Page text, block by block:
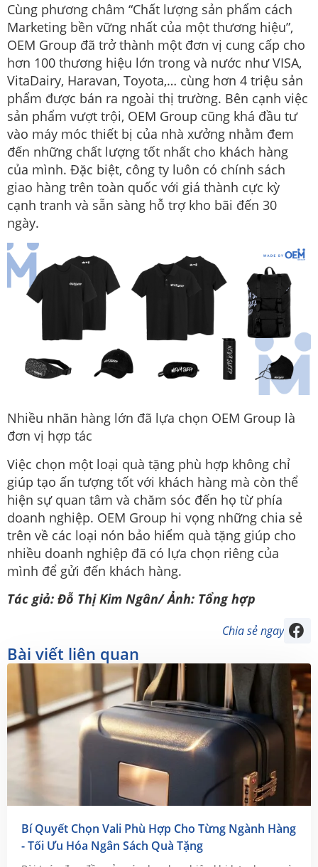
Cùng phương châm “Chất lượng sản phẩm cách
Marketing bền vững nhất của một thương hiệu”,
OEM Group đã trở thành một đơn vị cung cấp cho
hơn 100 thương hiệu lớn trong và nước như VISA,
VitaDairy, Haravan, Toyota,… cùng hơn 4 triệu sản
phẩm được bán ra ngoài thị trường. Bên cạnh việc
sản phẩm vượt trội, OEM Group cũng khá đầu tư
vào máy móc thiết bị của nhà xưởng nhằm đem
đến những chất lượng tốt nhất cho khách hàng
của mình. Đặc biệt, công ty luôn có chính sách
giao hàng trên toàn quốc với giá thành cực kỳ
cạnh tranh và sẵn sàng hỗ trợ kho bãi đến 30
ngày.
Nhiều nhãn hàng lớn đã lựa chọn OEM Group là
đơn vị hợp tác
Việc chọn một loại quà tặng phù hợp không chỉ
giúp tạo ấn tượng tốt với khách hàng mà còn thể
hiện sự quan tâm và chăm sóc đến họ từ phía
doanh nghiệp. OEM Group hi vọng những chia sẻ
trên về các loại nón bảo hiểm quà tặng giúp cho
nhiều doanh nghiệp đã có lựa chọn riêng của
mình để gửi đến khách hàng.
Tác giả: Đỗ Thị Kim Ngân/ Ảnh: Tổng hợp
Chia sẻ ngay
Bài viết liên quan
Bí Quyết Chọn Vali Phù Hợp Cho Từng Ngành Hàng
- Tối Ưu Hóa Ngân Sách Quà Tặng